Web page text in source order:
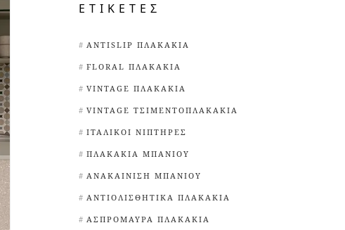
ΕΤΙΚΈΤΕΣ
ANTISLIP ΠΛΑΚΆΚΙΑ
FLORAL ΠΛΑΚΆΚΙΑ
VINTAGE ΠΛΑΚΆΚΙΑ
VINTAGE ΤΣΙΜΕΝΤΟΠΛΑΚΆΚΙΑ
ΙΤΑΛΙΚΟΊ ΝΙΠΤΉΡΕΣ
ΠΛΑΚΆΚΙΑ ΜΠΆΝΙΟΥ
ΑΝΑΚΑΊΝΙΣΗ ΜΠΆΝΙΟΥ
ΑΝΤΙΟΛΙΣΘΗΤΙΚΆ ΠΛΑΚΆΚΙΑ
ΑΣΠΡΌΜΑΥΡΑ ΠΛΑΚΆΚΙΑ